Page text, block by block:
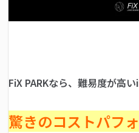
FiX PARKなら、難易度が高
驚きのコストパフ